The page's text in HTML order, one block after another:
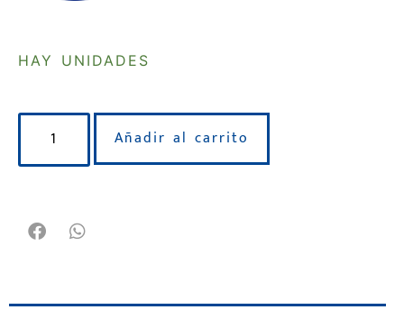
HAY UNIDADES
Añadir al carrito